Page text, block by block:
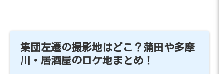
集団左遷の撮影地はどこ？蒲田や多摩
川・居酒屋のロケ地まとめ！